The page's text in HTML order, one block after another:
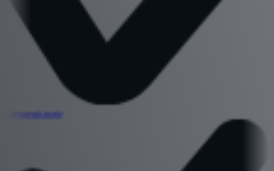
Urenregistratie